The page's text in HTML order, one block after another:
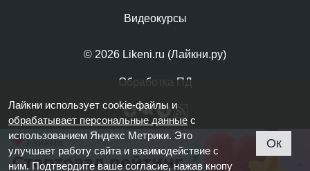
© 2026 Likeni.ru (Лайкни.ру)
Обработка ПД
Видеокурсы
Лайкни использует cookie-файлы и
обрабатывает персональные данные с
использованием Яндекс Метрики. Это
улучшает работу сайта и взаимодействие с
ним. Подтвердите ваше согласие, нажав кнопу
Ок